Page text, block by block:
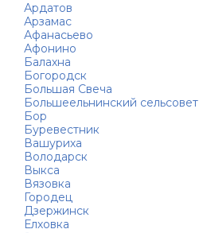
Ардатов
Арзамас
Афанасьево
Афонино
Балахна
Богородск
Большая Свеча
Большеельнинский сельсовет
Бор
Буревестник
Вашуриха
Володарск
Выкса
Вязовка
Городец
Дзержинск
Елховка